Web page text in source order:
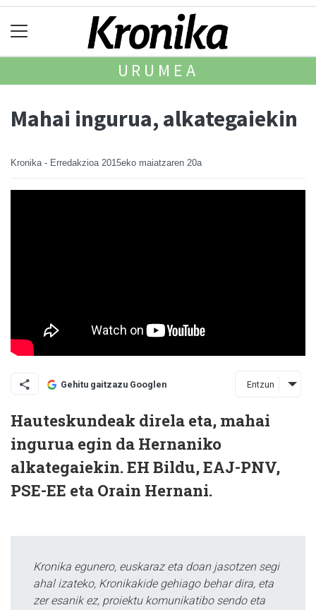
URUMEA
Mahai ingurua, alkategaiekin
Kronika - Erredakzioa 2015eko maiatzaren 20a
Gehitu gaitzazu Googlen Entzun
Hauteskundeak direla eta, mahai
ingurua egin da Hernaniko
alkategaiekin. EH Bildu, EAJ-PNV,
PSE-EE eta Orain Hernani.
Kronika egunero, euskaraz eta doan jasotzen segi
ahal izateko, Kronikakide gehiago behar dira, eta
zer esanik ez, proiektu komunikatibo sendo eta